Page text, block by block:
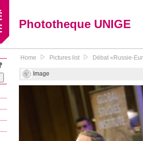
Phototheque UNIGE
Home Pictures list Débat «Russie-
Image